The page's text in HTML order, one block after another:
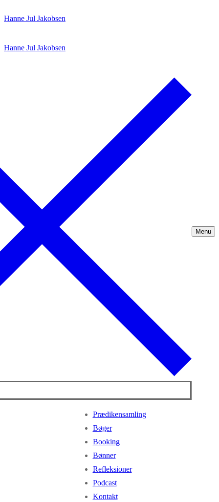
til
Hanne Jul Jakobsen
Hanne Jul Jakobsen
Menu
Prædikensamling
Bøger
Booking
Bønner
Refleksioner
Podcast
Kontakt